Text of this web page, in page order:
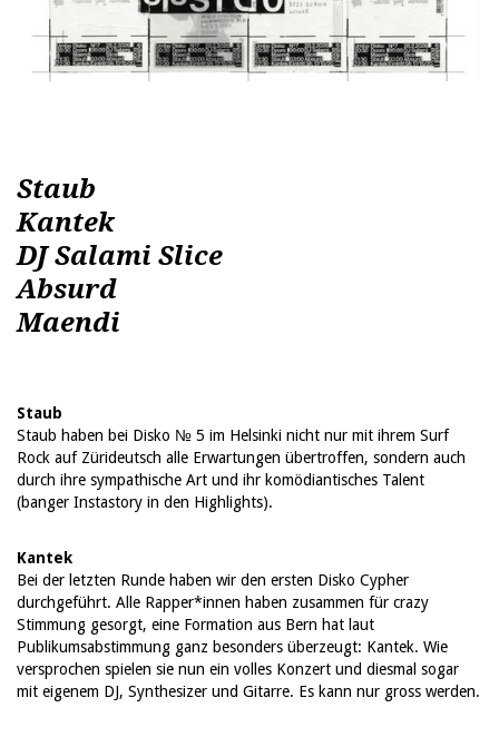
Staub
Kantek
DJ Salami Slice
Absurd
Maendi
Staub
Staub haben bei Disko № 5 im Helsinki nicht nur mit ihrem Surf
Rock auf Zürideutsch alle Erwartungen übertroffen, sondern auch
durch ihre sympathische Art und ihr komödiantisches Talent
(banger Instastory in den Highlights).
Kantek
Bei der letzten Runde haben wir den ersten Disko Cypher
durchgeführt. Alle Rapper*innen haben zusammen für crazy
Stimmung gesorgt, eine Formation aus Bern hat laut
Publikumsabstimmung ganz besonders überzeugt: Kantek. Wie
versprochen spielen sie nun ein volles Konzert und diesmal sogar
mit eigenem DJ, Synthesizer und Gitarre. Es kann nur gross werden.